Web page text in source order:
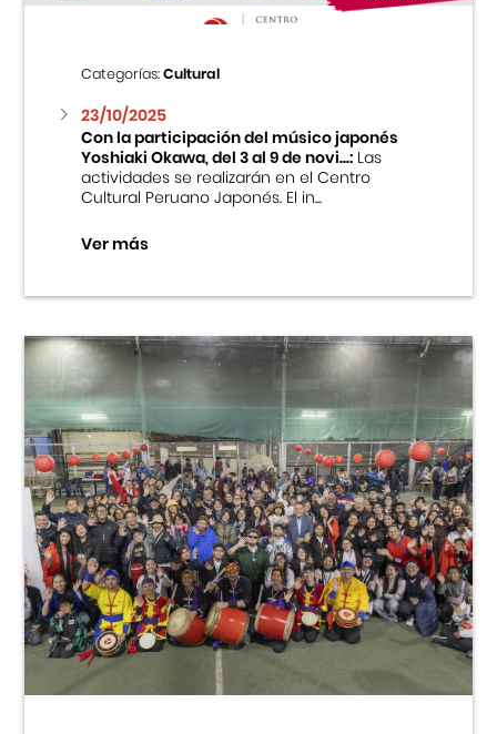
Categorías:Cultural
23/10/2025
Con la participación del músico japonés
Yoshiaki Okawa, del 3 al 9 de novi...:Las
actividades se realizarán en el Centro
Cultural Peruano Japonés. El in...
Ver más